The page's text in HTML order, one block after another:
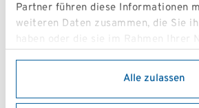
Partner führen diese Informationen
weiteren Daten zusammen, die Sie
haben oder die sie im Rahmen Ihrer
Alle zulassen
Zentrales Ziel im
Shortcarvingteam ist es, den
dem Shortcarving zu verbinden und
niederösterreichischen Athletinnen
schaffen. Mit Shortcarvern ist eine